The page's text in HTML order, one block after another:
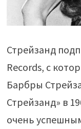
Стрейзанд
Records, с
Барбры
Стрейзанд» в
очень